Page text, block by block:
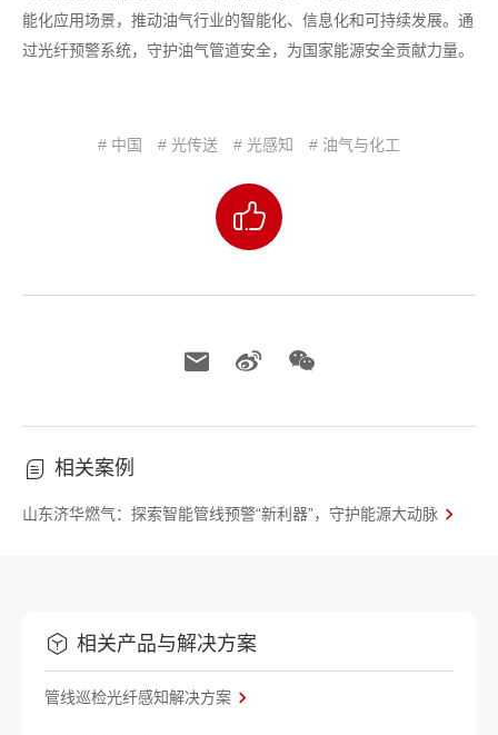
能化应用场景，推动油气行业的智能化、信息化和可持续发展。通
过光纤预警系统，守护油气管道安全，为国家能源安全贡献力量。
# 中国 # 光传送 # 光感知 # 油气与化工
相关案例
山东济华燃气：探索智能管线预警“新利器”，守护能源大动脉
相关产品与解决方案
管线巡检光纤感知解决方案